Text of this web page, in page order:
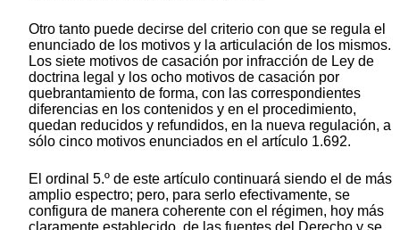
Otro tanto puede decirse del criterio con que se regula el
enunciado de los motivos y la articulación de los mismos.
Los siete motivos de casación por infracción de Ley de
doctrina legal y los ocho motivos de casación por
quebrantamiento de forma, con las correspondientes
diferencias en los contenidos y en el procedimiento,
quedan reducidos y refundidos, en la nueva regulación, a
sólo cinco motivos enunciados en el artículo 1.692.
El ordinal 5.º de este artículo continuará siendo el de más
amplio espectro; pero, para serlo efectivamente, se
configura de manera coherente con el régimen, hoy más
claramente establecido, de las fuentes del Derecho y se